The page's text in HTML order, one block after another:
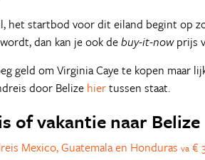
het startbod voor dit eiland begint op
dan kan je ook debuy-it-nowprijs
geld om Virginia Caye te kopen maar
door Belize hiertussen staat.
of vakantie naar Belize
Mexico, Guatemala en Honduras va €